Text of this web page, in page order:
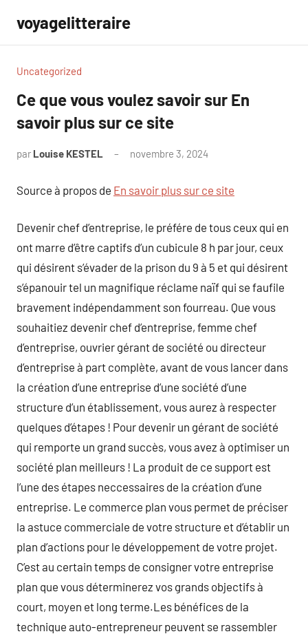
contenu
voyagelitteraire
Uncategorized
Ce que vous voulez savoir sur En
savoir plus sur ce site
par Louise KESTEL novembre 3, 2024
Source à propos de En savoir plus sur ce site
Devenir chef d’entreprise, le préfére de tous ceux qui en
ont marre d’être captifs d’un cubicule 8 h par jour, ceux
qui désirent s’évader de la prison du 9 à 5 et qui désirent
s’épanouir tel un magnifique réclame naïf qui se faufile
bravement indépendamment son fourreau. Que vous
souhaitiez devenir chef d’entreprise, femme chef
d’entreprise, ouvrier gérant de société ou directeur
d’entreprise à part complète, avant de vous lancer dans
la création d’une entreprise d’une société d’une
structure d’un établissement, vous aurez à respecter
quelques d’étapes ! Pour devenir un gérant de société
qui remporte un grand succès, vous avez à optimiser un
société plan meilleurs ! La produit de ce support est
l’une des étapes neccessaires de la création d’une
entreprise. Le commerce plan vous permet de préciser
la astuce commerciale de votre structure et d’établir un
plan d’actions pour le développement de votre projet.
C’est au certain temps de consigner votre entreprise
plan que vous déterminerez vos grands objectifs à
court, moyen et long terme.Les bénéfices de la
technique auto-entrepreneur peuvent se rassembler